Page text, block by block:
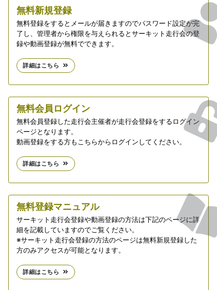
無料新規登録
無料登録をするとメールが届きますのでパスワード設定が完
了し、管理者から権限を与えられるとサーキット走行会の登
録や動画登録が無料でできます。
詳細はこちら
無料会員ログイン
無料会員登録した走行会主催者が走行会登録をするログイン
ページとなります。
動画登録をする方もこちらからログインしてください。
詳細はこちら
無料登録マニュアル
サーキット走行会登録や動画登録の方法は下記のページに詳
細を記載していますのでご覧ください。
※サーキット走行会登録の方法のページは無料新規登録した
方のみアクセスが可能となります。
詳細はこちら